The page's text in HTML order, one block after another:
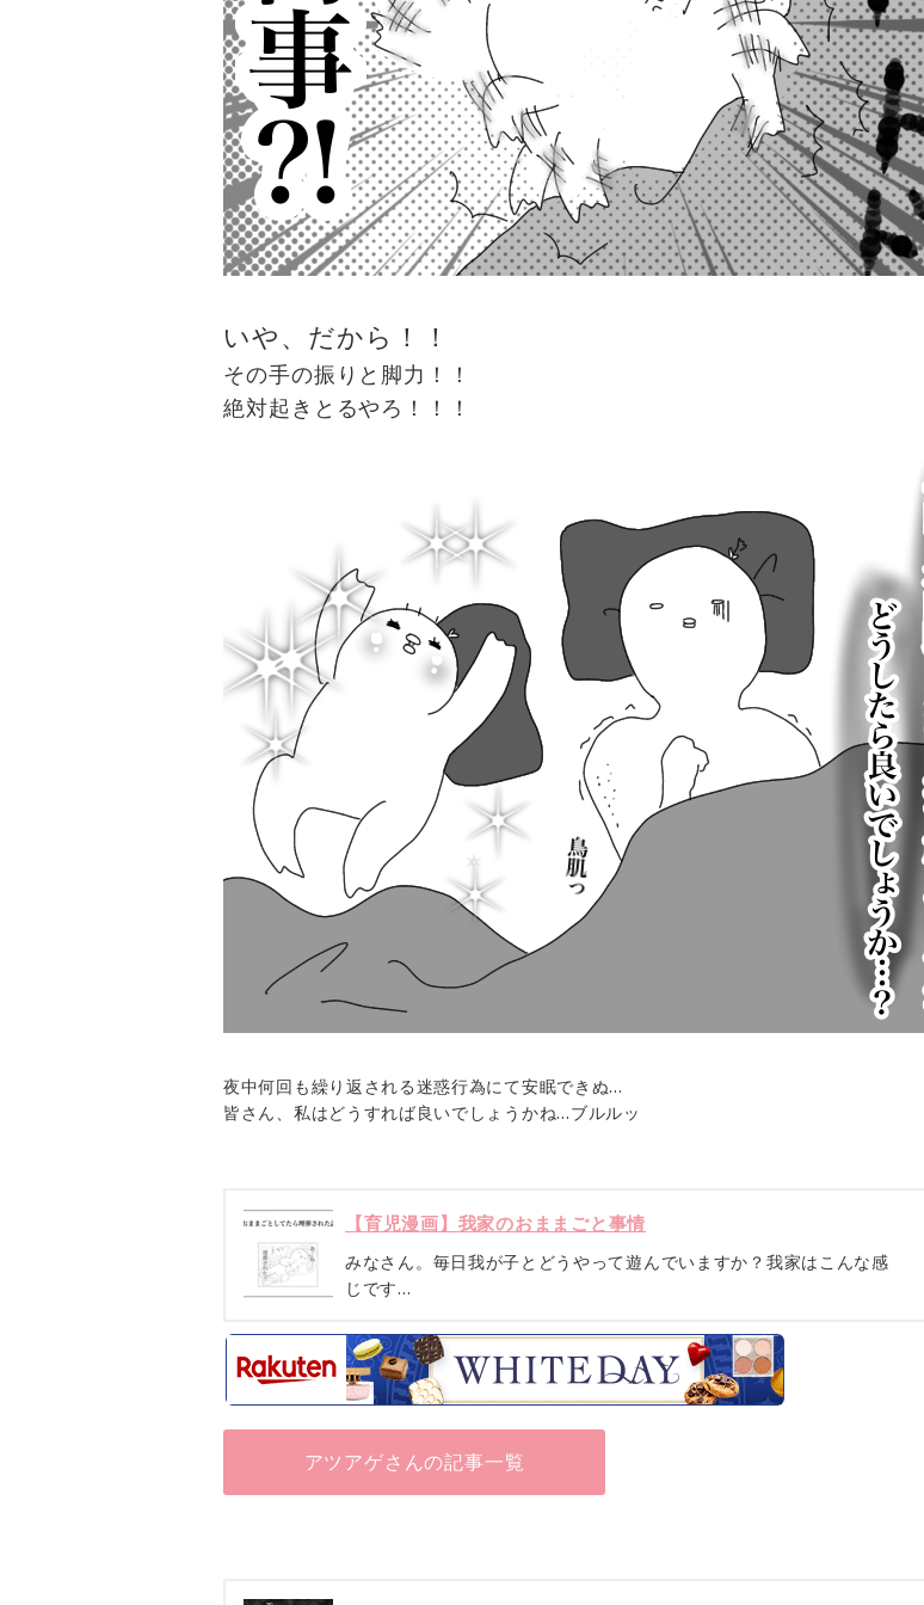
いや、だから！！
その手の振りと脚力！！
絶対起きとるやろ！！！
夜中何回も繰り返される迷惑行為にて安眠できぬ…
皆さん、私はどうすれば良いでしょうかね…ブルルッ
【育児漫画】我家のおままごと事情
みなさん。毎日我が子とどうやって遊んでいますか？我家はこんな感
じです…
アツアゲさんの記事一覧